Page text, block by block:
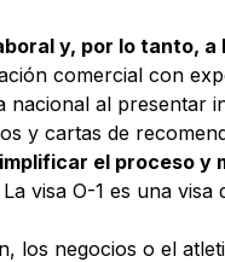
y, por lo tanto,
comercial con
al presentar
y cartas de
el proceso y
La visa O-1 es una
los negocios o el